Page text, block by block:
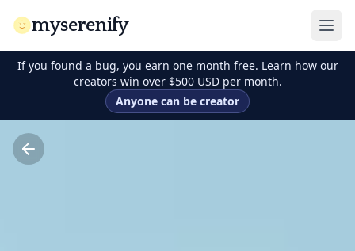
myserenify
If you found a bug, you earn one month free. Learn how our
creators win over $500 USD per month.
Anyone can be creator